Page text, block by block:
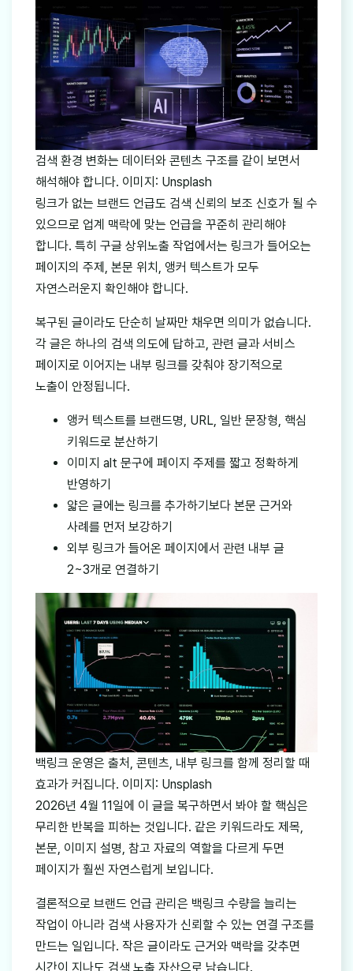
검색 환경 변화는 데이터와 콘텐츠 구조를 같이 보면서
해석해야 합니다. 이미지: Unsplash
링크가 없는 브랜드 언급도 검색 신뢰의 보조 신호가 될 수
있으므로 업계 맥락에 맞는 언급을 꾸준히 관리해야
합니다. 특히 구글 상위노출 작업에서는 링크가 들어오는
페이지의 주제, 본문 위치, 앵커 텍스트가 모두
자연스러운지 확인해야 합니다.
복구된 글이라도 단순히 날짜만 채우면 의미가 없습니다.
각 글은 하나의 검색 의도에 답하고, 관련 글과 서비스
페이지로 이어지는 내부 링크를 갖춰야 장기적으로
노출이 안정됩니다.
앵커 텍스트를 브랜드명, URL, 일반 문장형, 핵심
키워드로 분산하기
이미지 alt 문구에 페이지 주제를 짧고 정확하게
반영하기
얇은 글에는 링크를 추가하기보다 본문 근거와
사례를 먼저 보강하기
외부 링크가 들어온 페이지에서 관련 내부 글
2~3개로 연결하기
백링크 운영은 출처, 콘텐츠, 내부 링크를 함께 정리할 때
효과가 커집니다. 이미지: Unsplash
2026년 4월 11일에 이 글을 복구하면서 봐야 할 핵심은
무리한 반복을 피하는 것입니다. 같은 키워드라도 제목,
본문, 이미지 설명, 참고 자료의 역할을 다르게 두면
페이지가 훨씬 자연스럽게 보입니다.
결론적으로 브랜드 언급 관리은 백링크 수량을 늘리는
작업이 아니라 검색 사용자가 신뢰할 수 있는 연결 구조를
만드는 일입니다. 작은 글이라도 근거와 맥락을 갖추면
시간이 지나도 검색 노출 자산으로 남습니다.